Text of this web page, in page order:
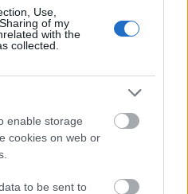
Use,
of my
with the
collected.
enable storage
cookies on web or
to be sent to